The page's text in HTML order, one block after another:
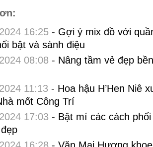
16:25- Gợi ý mix đồ với
bật và sành điệu
08:08 - Nâng tầm vẻ đẹp
11:13 - Hoa hậu H’Hen Niê
mốt Công Trí
17:03 - Bật mí các cách